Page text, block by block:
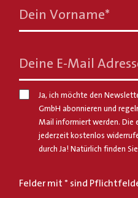
Dein Vorname*
Deine E-Mail
Ja, ich möchte den
GmbH abonnieren und
Mail informiert werden. Die
jederzeit kostenlos
durch Ja! Natürlich finden
Felder mit * sind